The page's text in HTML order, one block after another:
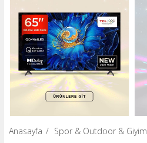
Anasayfa / Spor & Outdoor & Giyim